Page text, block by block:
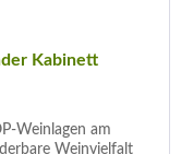
Kabinett
Weinlagen am
Weinvielfalt